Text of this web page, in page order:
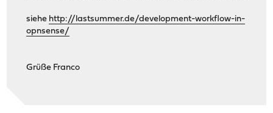
siehe http://lastsummer.de/development-workflow-in-
opnsense/
Grüße Franco